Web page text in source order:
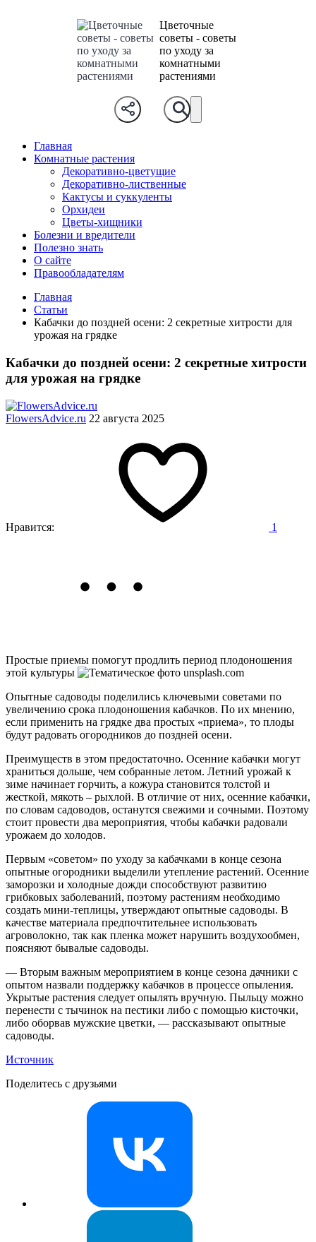
Цветочные
советы - советы
по уходу за
комнатными
растениями
Главная
Комнатные растения
Декоративно-цветущие
Декоративно-лиственные
Кактусы и суккуленты
Орхидеи
Цветы-хищники
Болезни и вредители
Полезно знать
О сайте
Правообладателям
Главная
Статьи
Кабачки до поздней осени: 2 секретные хитрости для
урожая на грядке
Кабачки до поздней осени: 2 секретные хитрости
для урожая на грядке
FlowersAdvice.ru 22 августа 2025
Нравится: 1
Простые приемы помогут продлить период плодоношения
этой культуры
Опытные садоводы поделились ключевыми советами по
увеличению срока плодоношения кабачков. По их мнению,
если применить на грядке два простых «приема», то плоды
будут радовать огородников до поздней осени.
Преимуществ в этом предостаточно. Осенние кабачки могут
храниться дольше, чем собранные летом. Летний урожай к
зиме начинает горчить, а кожура становится толстой и
жесткой, мякоть – рыхлой. В отличие от них, осенние кабачки,
по словам садоводов, останутся свежими и сочными. Поэтому
стоит провести два мероприятия, чтобы кабачки радовали
урожаем до холодов.
Первым «советом» по уходу за кабачками в конце сезона
опытные огородники выделили утепление растений. Осенние
заморозки и холодные дожди способствуют развитию
грибковых заболеваний, поэтому растениям необходимо
создать мини-теплицы, утверждают опытные садоводы. В
качестве материала предпочтительнее использовать
агроволокно, так как пленка может нарушить воздухообмен,
поясняют бывалые садоводы.
— Вторым важным мероприятием в конце сезона дачники с
опытом назвали поддержку кабачков в процессе опыления.
Укрытые растения следует опылять вручную. Пыльцу можно
перенести с тычинок на пестики либо с помощью кисточки,
либо оборвав мужские цветки, — рассказывают опытные
садоводы.
Источник
Поделитесь с друзьями